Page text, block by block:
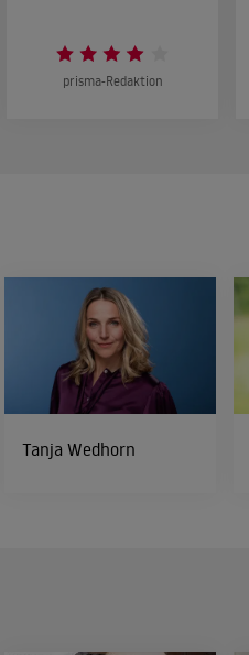
prisma-Redaktion
Tanja Wedhorn